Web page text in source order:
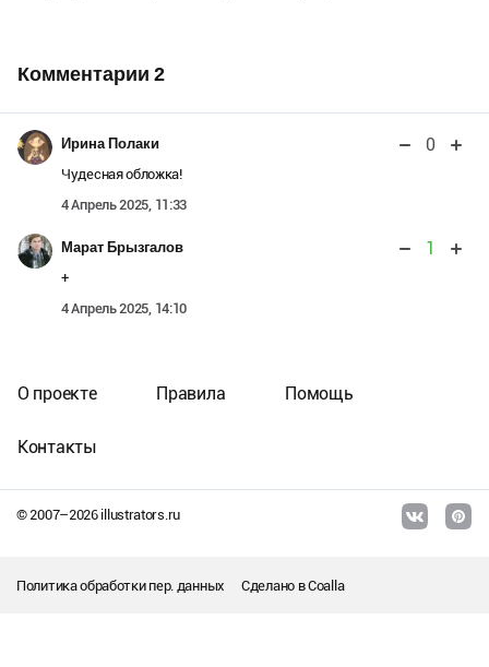
Комментарии 2
Ирина Полаки 0
Чудесная обложка!
4 Апрель 2025, 11:33
Марат Брызгалов 1
+
4 Апрель 2025, 14:10
© 2007–2026illustrators.ru
О проекте Правила Помощь
Контакты
Политика обработки пер. данных Сделано вCoalla